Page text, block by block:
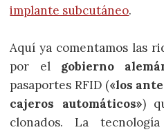
implante subcutáneo.
Aquí ya comentamos las
por el gobierno
pasaportes RFID («los
cajeros automáticos»)
clonados. La